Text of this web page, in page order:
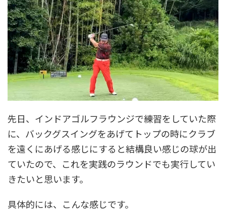
先日、インドアゴルフラウンジで練習をしていた際
に、バックグスイングをあげてトップの時にクラブ
を遠くにあげる感じにすると結構良い感じの球が出
ていたので、これを実践のラウンドでも実行してい
きたいと思います。
具体的には、こんな感じです。